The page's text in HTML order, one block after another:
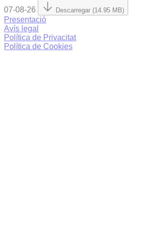
07-08-26 Descarregar (14.95 MB)
Presentació
Avís legal
Política de Privacitat
Política de Cookies